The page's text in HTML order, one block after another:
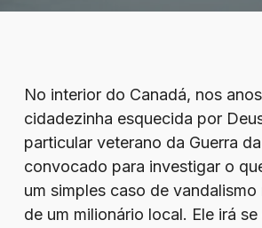
No interior do Canadá, nos
cidadezinha esquecida por
particular veterano da Guerra
convocado para investigar o
um simples caso de vandalismo
de um milionário local. Ele irá